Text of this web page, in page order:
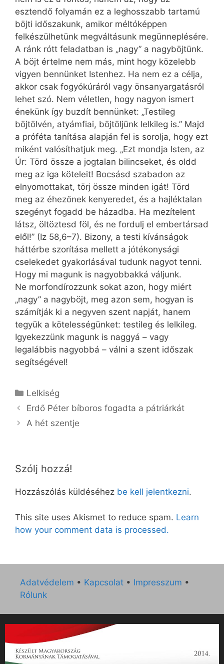
esztendő folyamán ez a leghosszabb tartamú
böjti időszakunk, amikor méltóképpen
felkészülhetünk megváltásunk megünneplésére.
A ránk rótt feladatban is „nagy” a nagyböjtünk.
A böjt értelme nem más, mint hogy közelebb
vigyen bennünket Istenhez. Ha nem ez a célja,
akkor csak fogyókúráról vagy önsanyargatásról
lehet szó. Nem véletlen, hogy nagyon ismert
énekünk így buzdít bennünket: „Testileg
böjtölvén, atyámfiai, böjtöljünk lelkileg is.” Majd
a próféta tanítása alapján fel is sorolja, hogy ezt
miként valósíthatjuk meg. „Ezt mondja Isten, az
Úr: Törd össze a jogtalan bilincseket, és oldd
meg az iga köteleit! Bocsásd szabadon az
elnyomottakat, törj össze minden igát! Törd
meg az éhezőnek kenyeredet, és a hajléktalan
szegényt fogadd be házadba. Ha mezítelent
látsz, öltöztesd föl, és ne fordulj el ember­társad
elől!” (Iz 58,6–7). Bizony, a testi kívánságok
háttérbe szorítása mellett a jótékonysági
cselekedet gyakorlásával tudunk nagyot tenni.
Hogy mi magunk is nagyobbakká váljunk.
Ne morfondírozzunk sokat azon, hogy miért
„nagy” a nagyböjt, meg azon sem, hogyan is
számítják ki a negyven szent napját, hanem
tegyük a kötelességünket: testileg és lelkileg.
Igyekezzünk magunk is naggyá – vagy
legalábbis nagyobbá – válni a szent időszak
segítségével!
Kategória
Lelkiség
Erdő Péter bíboros fogadta a pátriárkát
A hét szentje
Szólj hozzá!
Hozzászólás küldéséhez be kell jelentkezni.
This site uses Akismet to reduce spam. Learn
how your comment data is processed.
Adatvédelem • Kapcsolat • Impresszum •
Rólunk